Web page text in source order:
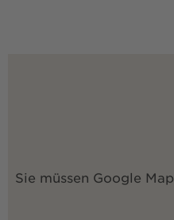
Sie müssen Google